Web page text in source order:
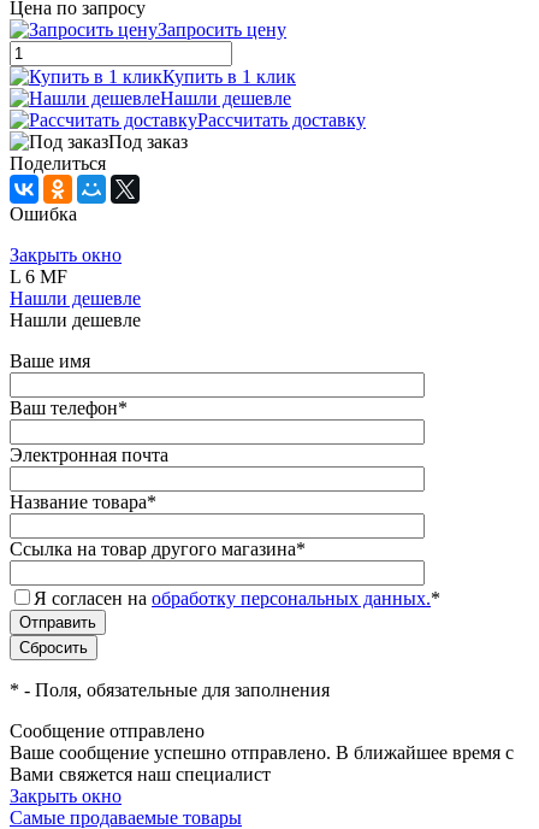
Цена по запросу
Запросить цену
Купить в 1 клик
Нашли дешевле
Рассчитать доставку
Под заказ
Поделиться
Ошибка
Закрыть окно
L 6 MF
Нашли дешевле
Нашли дешевле
Ваше имя
Ваш телефон*
Электронная почта
Название товара*
Ссылка на товар другого магазина*
Я согласен на обработку персональных данных.*
* - Поля, обязательные для заполнения
Сообщение отправлено
Ваше сообщение успешно отправлено. В ближайшее время с
Вами свяжется наш специалист
Закрыть окно
Самые продаваемые товары